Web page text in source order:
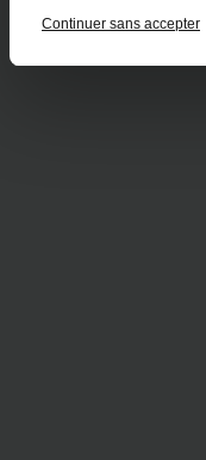
Continuer sans accepter